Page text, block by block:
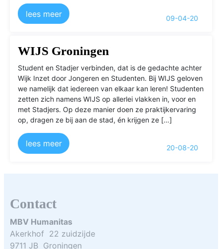
09-04-20
lees meer
WIJS Groningen
20-08-20
Student en Stadjer verbinden, dat is de gedachte achter
Wijk Inzet door Jongeren en Studenten. Bij WIJS geloven
we namelijk dat iedereen van elkaar kan leren! Studenten
zetten zich namens WIJS op allerlei vlakken in, voor en
met Stadjers. Op deze manier doen ze praktijkervaring
op, dragen ze bij aan de stad, én krijgen ze […]
lees meer
Contact
MBV Humanitas
Akerkhof 22 zuidzijde
9711 JB Groningen